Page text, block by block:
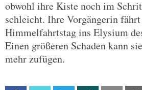
obwohl ihre Kiste noch im
schleicht. Ihre Vorgängerin
Himmelfahrtstag ins Elysium
Einen größeren Schaden kann
mehr zufügen.